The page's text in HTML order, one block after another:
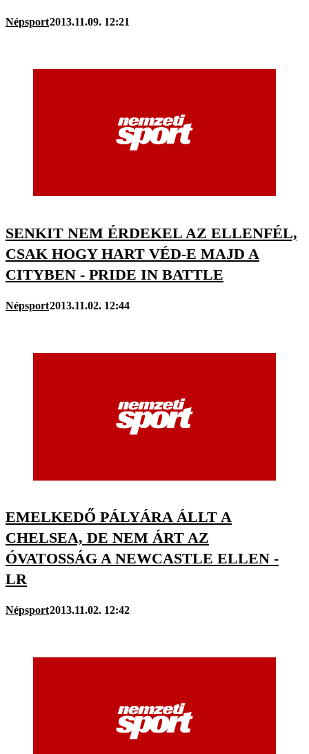
Népsport2013.11.09. 12:21
SENKIT NEM ÉRDEKEL AZ ELLENFÉL,
CSAK HOGY HART VÉD-E MAJD A
CITYBEN - PRIDE IN BATTLE
Népsport2013.11.02. 12:44
EMELKEDŐ PÁLYÁRA ÁLLT A
CHELSEA, DE NEM ÁRT AZ
ÓVATOSSÁG A NEWCASTLE ELLEN -
LR
Népsport2013.11.02. 12:42